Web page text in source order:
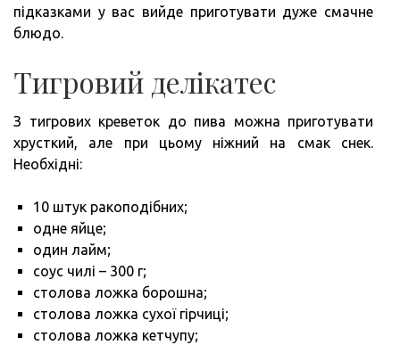
підказками у вас вийде приготувати дуже смачне
блюдо.
Тигровий делікатес
З тигрових креветок до пива можна приготувати
хрусткий, але при цьому ніжний на смак снек.
Необхідні:
10 штук ракоподібних;
одне яйце;
один лайм;
соус чилі – 300 г;
столова ложка борошна;
столова ложка сухої гірчиці;
столова ложка кетчупу;